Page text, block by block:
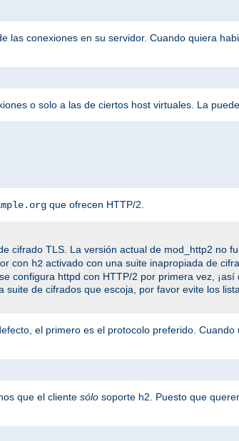
las conexiones en su servidor. Cuando quiera
o solo a las de ciertos host virtuales. La
que ofrecen HTTP/2.
cifrado TLS. La versión actual de mod_http2 no
con h2 activado con una suite inapropiada de
configura httpd con HTTP/2 por primera vez,
de cifrados que escoja, por favor evite los
el primero es el protocolo preferido.
que el cliente sólo soporte h2. Puesto que